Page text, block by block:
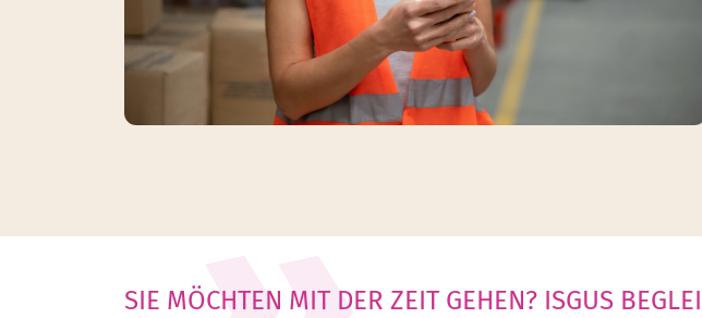
SIE MÖCHTEN MIT DER ZEIT GEHEN? ISGUS